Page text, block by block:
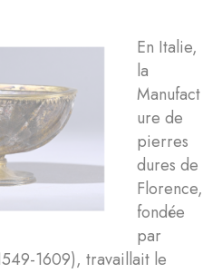
En Italie,
la
Manufact
ure de
pierres
dures de
Florence,
fondée
par
1609), travaillait le